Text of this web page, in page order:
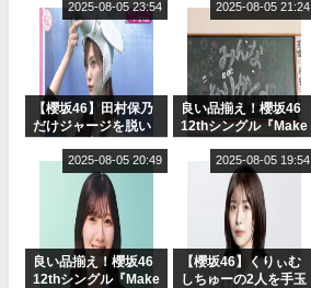
【櫻坂46】田村保乃
だけジャージを脱い
2025-08-05 23:54
良い品揃え！櫻坂46
12thシングル『Make
ャルグッズ絶賛販売
2025-08-05 21:24
良い品揃え！櫻坂46
12thシングル『Make
2025-08-05 20:49
【櫻坂46】くりぃむ
しちゅーの2人を手玉
2025-08-05 19:54